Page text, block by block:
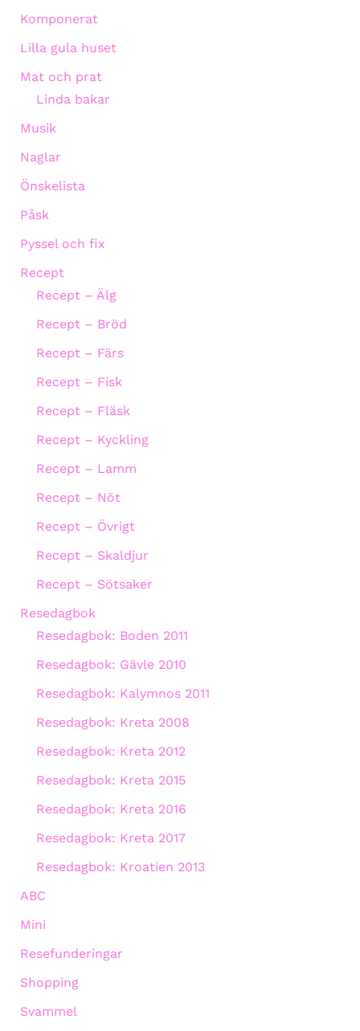
Komponerat
Lilla gula huset
Mat och prat
Linda bakar
Musik
Naglar
Önskelista
Påsk
Pyssel och fix
Recept
Recept – Älg
Recept – Bröd
Recept – Färs
Recept – Fisk
Recept – Fläsk
Recept – Kyckling
Recept – Lamm
Recept – Nöt
Recept – Övrigt
Recept – Skaldjur
Recept – Sötsaker
Resedagbok
Resedagbok: Boden 2011
Resedagbok: Gävle 2010
Resedagbok: Kalymnos 2011
Resedagbok: Kreta 2008
Resedagbok: Kreta 2012
Resedagbok: Kreta 2015
Resedagbok: Kreta 2016
Resedagbok: Kreta 2017
Resedagbok: Kroatien 2013
ABC
Mini
Resefunderingar
Shopping
Svammel